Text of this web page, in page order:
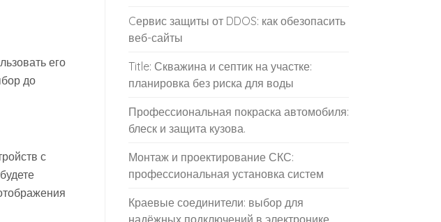
его
до
с
Cервис защиты от DDOS: как обезопасить
веб-сайты
Title: Скважина и септик на участке:
планировка без риска для воды
Профессиональная покраска автомобиля:
блеск и защита кузова.
Монтаж и проектирование СКС:
профессиональная установка систем
Краевые соединители: выбор для
надёжных подключений в электронике